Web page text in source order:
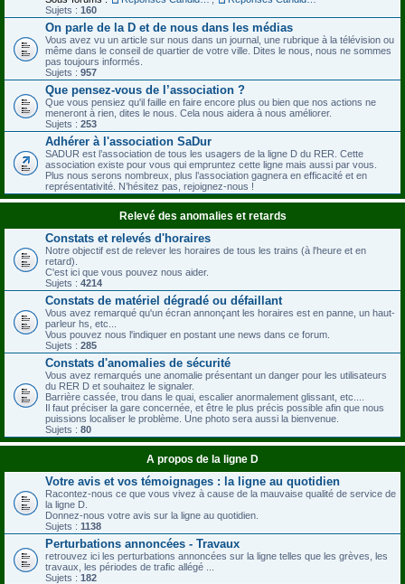
Sujets : 160
On parle de la D et de nous dans les médias
Vous avez vu un article sur nous dans un journal, une rubrique à la télévision ou
même dans le conseil de quartier de votre ville. Dites le nous, nous ne sommes
pas toujours informés.
Sujets : 957
Que pensez-vous de l’association ?
Que vous pensiez qu'il faille en faire encore plus ou bien que nos actions ne
meneront à rien, dites le nous. Cela nous aidera à nous améliorer.
Sujets : 253
Adhérer à l'association SaDur
SADUR est l’association de tous les usagers de la ligne D du RER. Cette
association existe pour vous qui empruntez cette ligne mais aussi par vous.
Plus nous serons nombreux, plus l’association gagnera en efficacité et en
représentativité. N’hésitez pas, rejoignez-nous !
Relevé des anomalies et retards
Constats et relevés d'horaires
Notre objectif est de relever les horaires de tous les trains (à l'heure et en
retard).
C'est ici que vous pouvez nous aider.
Sujets : 4214
Constats de matériel dégradé ou défaillant
Vous avez remarqué qu'un écran annonçant les horaires est en panne, un haut-
parleur hs, etc...
Vous pouvez nous l'indiquer en postant une news dans ce forum.
Sujets : 285
Constats d'anomalies de sécurité
Vous avez remarqués une anomalie présentant un danger pour les utilisateurs
du RER D et souhaitez le signaler.
Barrière cassée, trou dans le quai, escalier anormalement glissant, etc....
Il faut préciser la gare concernée, et être le plus précis possible afin que nous
puissions localiser le problème. Une photo sera aussi la bienvenue.
Sujets : 80
A propos de la ligne D
Votre avis et vos témoignages : la ligne au quotidien
Racontez-nous ce que vous vivez à cause de la mauvaise qualité de service de
la ligne D.
Donnez-nous votre avis sur la ligne au quotidien.
Sujets : 1138
Perturbations annoncées - Travaux
retrouvez ici les perturbations annoncées sur la ligne telles que les grèves, les
travaux, les périodes de trafic allégé ...
Sujets : 182